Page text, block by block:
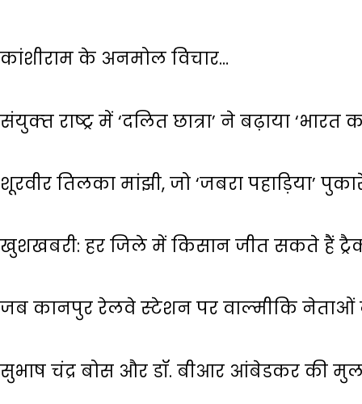
कांशीराम के अनमोल विचार…
संयुक्‍त राष्‍ट्र में ‘दलित छात्रा’ ने बढ़ाया ‘भारत
शूरवीर तिलका मांझी, जो ‘जबरा पहाड़िया’
खुशखबरी: हर जिले में किसान जीत सकते हैं
जब कानपुर रेलवे स्‍टेशन पर वाल्‍मीकि नेताओं ने
सुभाष चंद्र बोस और डॉ. बीआर आंबेडकर की